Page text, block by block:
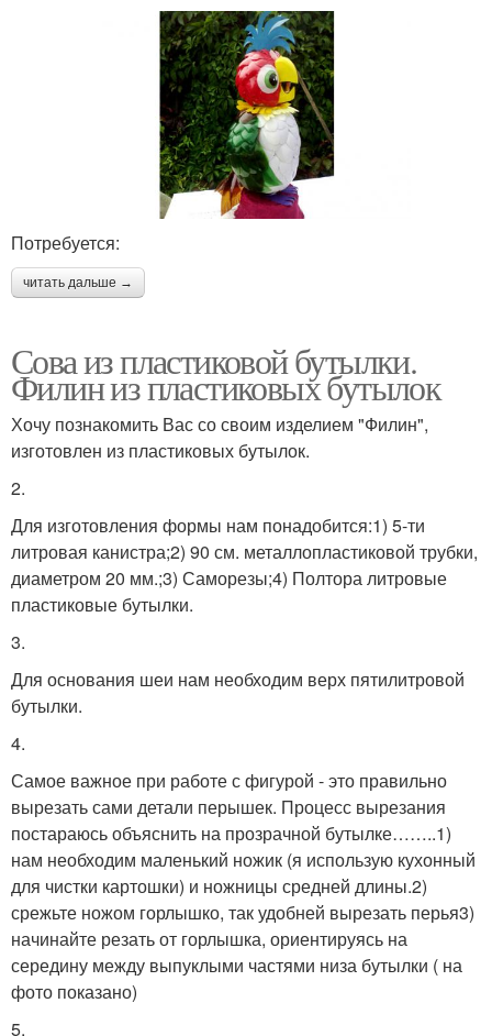
Потребуется:
читать дальше →
Сова из пластиковой бутылки.
Филин из пластиковых бутылок
Хочу познакомить Вас со своим изделием "Филин",
изготовлен из пластиковых бутылок.
2.
Для изготовления формы нам понадобится:1) 5-ти
литровая канистра;2) 90 см. металлопластиковой трубки,
диаметром 20 мм.;3) Саморезы;4) Полтора литровые
пластиковые бутылки.
3.
Для основания шеи нам необходим верх пятилитровой
бутылки.
4.
Самое важное при работе с фигурой - это правильно
вырезать сами детали перышек. Процесс вырезания
постараюсь объяснить на прозрачной бутылке……..1)
нам необходим маленький ножик (я использую кухонный
для чистки картошки) и ножницы средней длины.2)
срежьте ножом горлышко, так удобней вырезать перья3)
начинайте резать от горлышка, ориентируясь на
середину между выпуклыми частями низа бутылки ( на
фото показано)
5.